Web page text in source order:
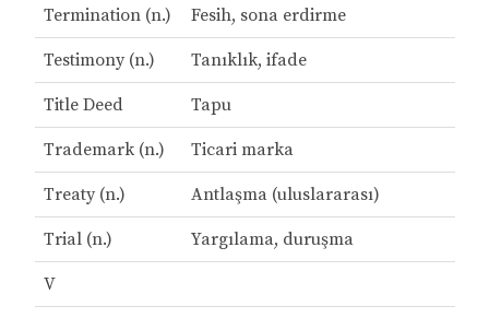
Termination (n.) Fesih, sona erdirme
Testimony (n.) Tanıklık, ifade
Title Deed Tapu
Trademark (n.) Ticari marka
Treaty (n.) Antlaşma (uluslararası)
Trial (n.) Yargılama, duruşma
V